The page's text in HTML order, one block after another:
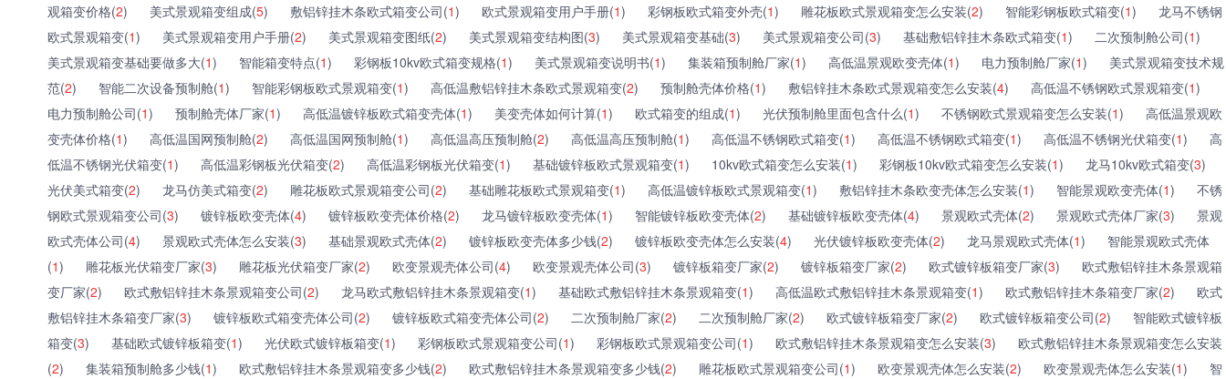
观箱变价格(2) 美式景观箱变组成(5) 敷铝锌挂木条欧式箱变公司(1) 欧式景观箱变用户手册(1) 彩钢板欧式箱变外壳(1) 雕花板欧式景观箱变怎么安装(2) 智能彩钢板欧式箱变(1)
龙马不锈钢
欧式景观箱变(1) 美式景观箱变用户手册(2) 美式景观箱变图纸(2) 美式景观箱变结构图(3) 美式景观箱变基础(3) 美式景观箱变公司(3) 基础敷铝锌挂木条欧式箱变(1) 二次预制舱公司(1)
美式景观箱变基础要做多大(1) 智能箱变特点(1) 彩钢板10kv欧式箱变规格(1) 美式景观箱变说明书(1) 集装箱预制舱厂家(1) 高低温景观欧变壳体(1) 电力预制舱厂家(1)
美式景观箱变技术规
范(2) 智能二次设备预制舱(1) 智能彩钢板欧式景观箱变(1) 高低温敷铝锌挂木条欧式景观箱变(2) 预制舱壳体价格(1) 敷铝锌挂木条欧式景观箱变怎么安装(4) 高低温不锈钢欧式景观箱变(1)
电力预制舱公司(1) 预制舱壳体厂家(1) 高低温镀锌板欧式箱变壳体(1) 美变壳体如何计算(1) 欧式箱变的组成(1) 光伏预制舱里面包含什么(1) 不锈钢欧式景观箱变怎么安装(1)
高低温景观欧
变壳体价格(1) 高低温国网预制舱(2) 高低温国网预制舱(1) 高低温高压预制舱(2) 高低温高压预制舱(1) 高低温不锈钢欧式箱变(1) 高低温不锈钢欧式箱变(1) 高低温不锈钢光伏箱变(1)
高
低温不锈钢光伏箱变(1) 高低温彩钢板光伏箱变(2) 高低温彩钢板光伏箱变(1) 基础镀锌板欧式景观箱变(1) 10kv欧式箱变怎么安装(1) 彩钢板10kv欧式箱变怎么安装(1) 龙马10kv欧式箱变(3)
光伏美式箱变(2) 龙马仿美式箱变(2) 雕花板欧式景观箱变公司(2) 基础雕花板欧式景观箱变(1) 高低温镀锌板欧式景观箱变(1) 敷铝锌挂木条欧变壳体怎么安装(1) 智能景观欧变壳体(1)
不锈
钢欧式景观箱变公司(3) 镀锌板欧变壳体(4) 镀锌板欧变壳体价格(2) 龙马镀锌板欧变壳体(1) 智能镀锌板欧变壳体(2) 基础镀锌板欧变壳体(4) 景观欧式壳体(2) 景观欧式壳体厂家(3)
景观
欧式壳体公司(4) 景观欧式壳体怎么安装(3) 基础景观欧式壳体(2) 镀锌板欧变壳体多少钱(2) 镀锌板欧变壳体怎么安装(4) 光伏镀锌板欧变壳体(2) 龙马景观欧式壳体(1)
智能景观欧式壳体
(1) 雕花板光伏箱变厂家(3) 雕花板光伏箱变厂家(2) 欧变景观壳体公司(4) 欧变景观壳体公司(3) 镀锌板箱变厂家(2) 镀锌板箱变厂家(2) 欧式镀锌板箱变厂家(3)
欧式敷铝锌挂木条景观箱
变厂家(2) 欧式敷铝锌挂木条景观箱变公司(2) 龙马欧式敷铝锌挂木条景观箱变(1) 基础欧式敷铝锌挂木条景观箱变(1) 高低温欧式敷铝锌挂木条景观箱变(1) 欧式敷铝锌挂木条箱变厂家(2)
欧式
敷铝锌挂木条箱变厂家(3) 镀锌板欧式箱变壳体公司(2) 镀锌板欧式箱变壳体公司(2) 二次预制舱厂家(2) 二次预制舱厂家(2) 欧式镀锌板箱变厂家(2) 欧式镀锌板箱变公司(2)
智能欧式镀锌板
箱变(3) 基础欧式镀锌板箱变(1) 光伏欧式镀锌板箱变(1) 彩钢板欧式景观箱变公司(1) 彩钢板欧式景观箱变公司(1) 欧式敷铝锌挂木条景观箱变怎么安装(3)
欧式敷铝锌挂木条景观箱变怎么安装
(2) 集装箱预制舱多少钱(1) 欧式敷铝锌挂木条景观箱变多少钱(2) 欧式敷铝锌挂木条景观箱变多少钱(2) 雕花板欧式景观箱变公司(1) 欧变景观壳体怎么安装(2) 欧变景观壳体怎么安装(1) 智